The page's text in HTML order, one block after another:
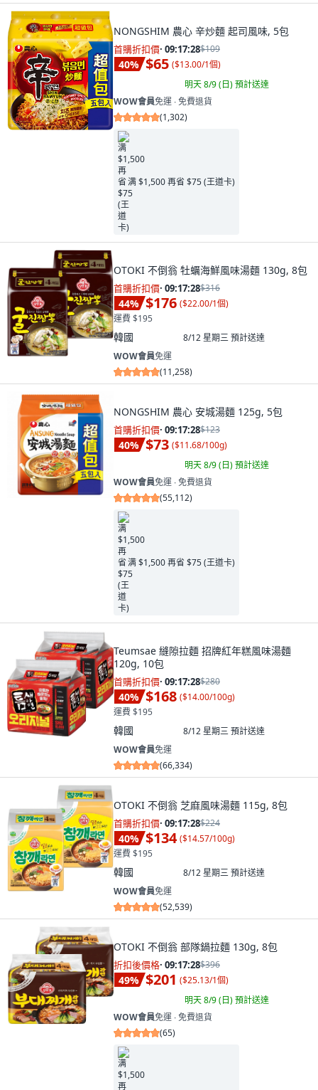
NONGSHIM 農心 辛炒麵 起司風味, 5包
首購折扣價· 09:17:26$109
40% $65 ($13.00/1個)
明天 8/9 (日)預計送達
WOW會員免運 ∙ 免費退貨
(1,302)
满 $1,500 再省 $75 (王道卡)
OTOKI 不倒翁 牡蠣海鮮風味湯麵 130g, 8包
首購折扣價· 09:17:26$316
44% $176 ($22.00/1個)
運費 $195
韓國 8/12 星期三預計送達
WOW會員免運
(11,258)
NONGSHIM 農心 安城湯麵 125g, 5包
首購折扣價· 09:17:26$123
40% $73 ($11.68/100g)
明天 8/9 (日)預計送達
WOW會員免運 ∙ 免費退貨
(55,112)
满 $1,500 再省 $75 (王道卡)
Teumsae 縫隙拉麵 招牌紅年糕風味湯麵
120g, 10包
首購折扣價· 09:17:26$280
40% $168 ($14.00/100g)
運費 $195
韓國 8/12 星期三預計送達
WOW會員免運
(66,334)
OTOKI 不倒翁 芝麻風味湯麵 115g, 8包
首購折扣價· 09:17:26$224
40% $134 ($14.57/100g)
運費 $195
韓國 8/12 星期三預計送達
WOW會員免運
(52,539)
OTOKI 不倒翁 部隊鍋拉麵 130g, 8包
折扣後價格· 09:17:26$396
49% $201 ($25.13/1個)
明天 8/9 (日)預計送達
WOW會員免運 ∙ 免費退貨
(65)